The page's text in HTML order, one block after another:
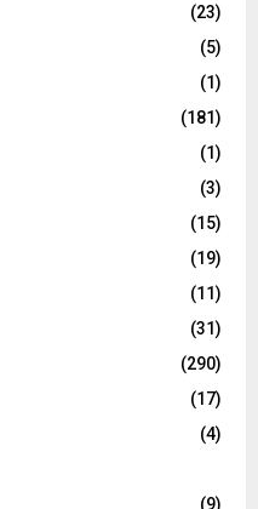
(23)
(5)
(1)
(181)
(1)
(3)
(15)
(19)
(11)
(31)
(290)
(17)
(4)
(9)